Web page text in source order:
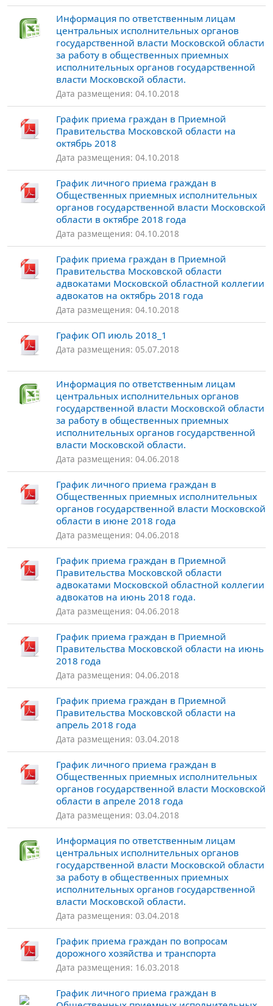
Информация по ответственным лицам
центральных исполнительных органов
государственной власти Московской области
за работу в общественных приемных
исполнительных органов государственной
власти Московской области.
Дата размещения: 04.10.2018
График приема граждан в Приемной
Правительства Московской области на
октябрь 2018
Дата размещения: 04.10.2018
График личного приема граждан в
Общественных приемных исполнительных
органов государственной власти Московской
области в октябре 2018 года
Дата размещения: 04.10.2018
График приема граждан в Приемной
Правительства Московской области
адвокатами Московской областной коллегии
адвокатов на октябрь 2018 года
Дата размещения: 04.10.2018
График ОП июль 2018_1
Дата размещения: 05.07.2018
Информация по ответственным лицам
центральных исполнительных органов
государственной власти Московской области
за работу в общественных приемных
исполнительных органов государственной
власти Московской области.
Дата размещения: 04.06.2018
График личного приема граждан в
Общественных приемных исполнительных
органов государственной власти Московской
области в июне 2018 года
Дата размещения: 04.06.2018
График приема граждан в Приемной
Правительства Московской области
адвокатами Московской областной коллегии
адвокатов на июнь 2018 года.
Дата размещения: 04.06.2018
График приема граждан в Приемной
Правительства Московской области на июнь
2018 года
Дата размещения: 04.06.2018
График приема граждан в Приемной
Правительства Московской области на
апрель 2018 года
Дата размещения: 03.04.2018
График личного приема граждан в
Общественных приемных исполнительных
органов государственной власти Московской
области в апреле 2018 года
Дата размещения: 03.04.2018
Информация по ответственным лицам
центральных исполнительных органов
государственной власти Московской области
за работу в общественных приемных
исполнительных органов государственной
власти Московской области.
Дата размещения: 03.04.2018
График приема граждан по вопросам
дорожного хозяйства и транспорта
Дата размещения: 16.03.2018
График личного приема граждан в